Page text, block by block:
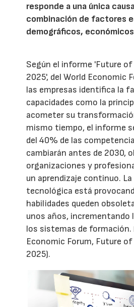
responde a una única
combinación de factores
demográficos,
Según el informe 'Future of
2025', del World Economic
las empresas identifica la
capacidades como la
acometer su
mismo tiempo, el informe
del 40% de las
cambiarán antes de 2030,
organizaciones y
un aprendizaje continuo.
tecnológica está
habilidades queden
unos años, incrementando
los sistemas de formación.
Economic Forum, Future of
2025).